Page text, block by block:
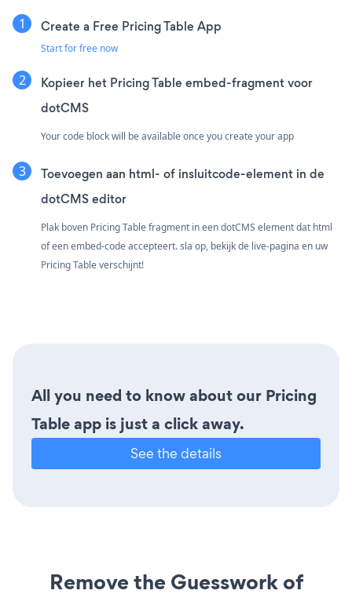
Create a Free Pricing Table App
Start for free now
Kopieer het Pricing Table embed-fragment voor
dotCMS
Your code block will be available once you create your app
Toevoegen aan html- of insluitcode-element in de
dotCMS editor
Plak boven Pricing Table fragment in een dotCMS element dat html
of een embed-code accepteert. sla op, bekijk de live-pagina en uw
Pricing Table verschijnt!
All you need to know about our Pricing
Table app is just a click away.
See the details
Remove the Guesswork of